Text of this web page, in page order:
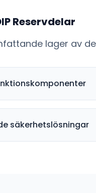
Reservdelar
lager av
säkerhetslösningar